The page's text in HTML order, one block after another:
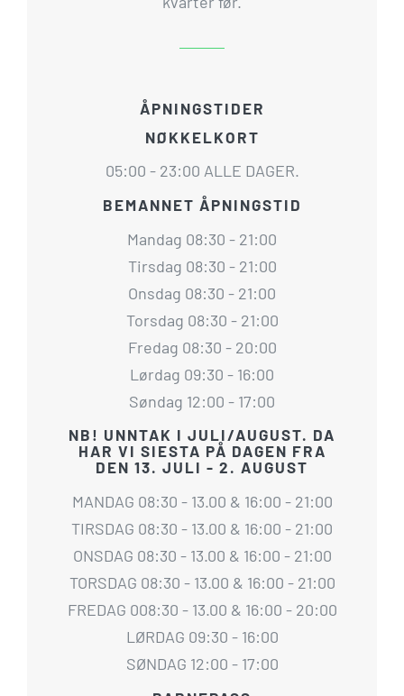
ÅPNINGSTIDER
NØKKELKORT
05:00 - 23:00 ALLE DAGER.
BEMANNET ÅPNINGSTID
Mandag 08:30 - 21:00
Tirsdag 08:30 - 21:00
Onsdag 08:30 - 21:00
Torsdag 08:30 - 21:00
Fredag 08:30 - 20:00
Lørdag 09:30 - 16:00
Søndag 12:00 - 17:00
NB! UNNTAK I JULI/AUGUST. DA
HAR VI SIESTA PÅ DAGEN FRA
DEN 13. JULI - 2. AUGUST
MANDAG 08:30 - 13.00 & 16:00 - 21:00
TIRSDAG 08:30 - 13.00 & 16:00 - 21:00
ONSDAG 08:30 - 13.00 & 16:00 - 21:00
TORSDAG 08:30 - 13.00 & 16:00 - 21:00
FREDAG 008:30 - 13.00 & 16:00 - 20:00
LØRDAG 09:30 - 16:00
SØNDAG 12:00 - 17:00